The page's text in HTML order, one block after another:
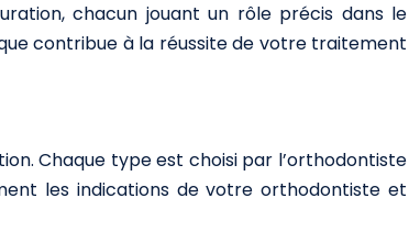
chacun jouant un rôle précis dans le
contribue à la réussite de votre traitement
Chaque type est choisi par l’orthodontiste
les indications de votre orthodontiste et